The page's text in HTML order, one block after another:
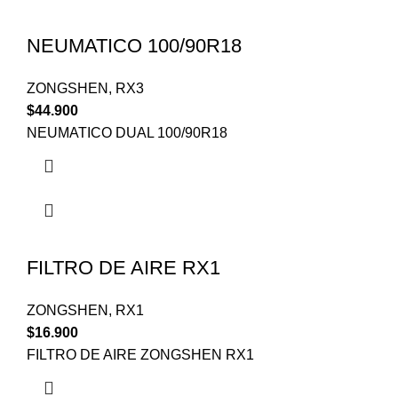
NEUMATICO 100/90R18
ZONGSHEN , RX3
$44.900
NEUMATICO DUAL 100/90R18
FILTRO DE AIRE RX1
ZONGSHEN , RX1
$16.900
FILTRO DE AIRE ZONGSHEN RX1